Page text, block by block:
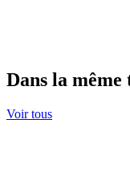
Dans la même
Voir tous